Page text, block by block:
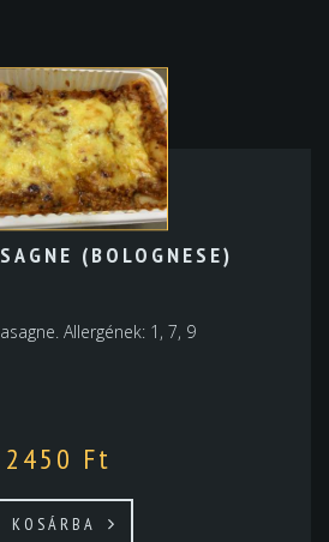
(BOLOGNESE)
Allergének: 1, 7, 9
2450 Ft
KOSÁRBA